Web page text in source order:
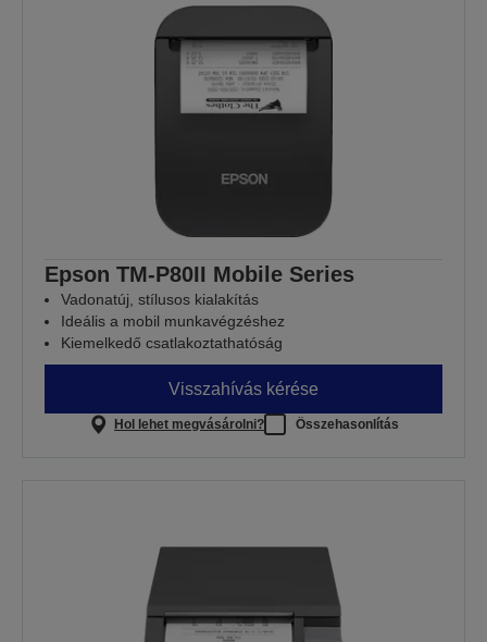
Epson TM-P80II Mobile Series
Vadonatúj, stílusos kialakítás
Ideális a mobil munkavégzéshez
Kiemelkedő csatlakoztathatóság
Visszahívás kérése
Hol lehet megvásárolni? Összehasonlítás